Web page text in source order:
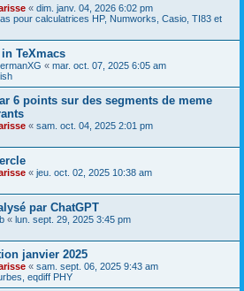
« dim. janv. 04, 2026 6:02 pm
pour calculatrices HP, Numworks, Casio, TI83 et
TeXmacs
« mar. oct. 07, 2025 6:05 am
6 points sur des segments de meme
« sam. oct. 04, 2025 2:01 pm
« jeu. oct. 02, 2025 10:38 am
par ChatGPT
« lun. sept. 29, 2025 3:45 pm
janvier 2025
« sam. sept. 06, 2025 9:43 am
eqdiff PHY